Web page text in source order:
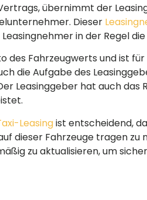
übernimmt der
Dieser
in der Regel
des Fahrzeugwerts und ist
die Aufgabe des
Leasinggeber hat auch das
Leasingist entscheidend,
dieser Fahrzeuge tragen
zu aktualisieren, um